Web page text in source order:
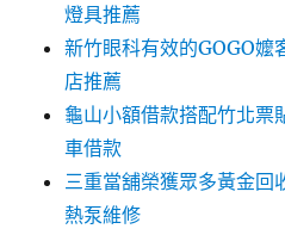
燈具推薦
新竹眼科有效的GOGO嬤
店推薦
龜山小額借款搭配竹北票
車借款
三重當舖榮獲眾多黃金回
熱泵維修